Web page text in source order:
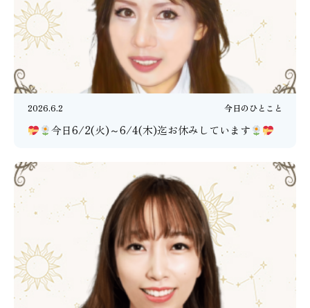
2026.6.2 今日のひとこと
今日6/2(火)～6/4(木)迄お休みしています